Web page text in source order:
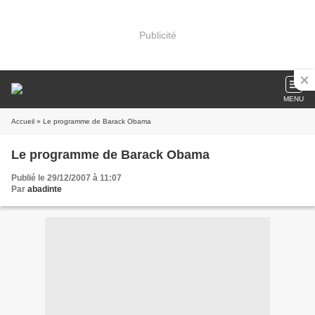
Publicité
MENU
Accueil » Le programme de Barack Obama
Le programme de Barack Obama
Publié le 29/12/2007 à 11:07
Par abadinte